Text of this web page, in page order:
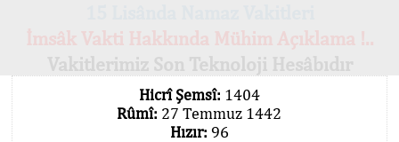
Hicrî Şemsî: 1404
Rûmî: 27 Temmuz 1442
Hızır: 96